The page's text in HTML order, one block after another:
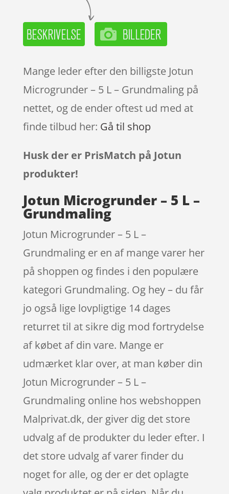
Mange leder efter den billigste Jotun
Microgrunder – 5 L – Grundmaling på
nettet, og de ender oftest ud med at
finde tilbud her: Gå til shop
Husk der er PrisMatch på Jotun
produkter!
Jotun Microgrunder – 5 L –
Grundmaling
Jotun Microgrunder – 5 L –
Grundmaling er en af mange varer her
på shoppen og findes i den populære
kategori Grundmaling. Og hey – du får
jo også lige lovpligtige 14 dages
returret til at sikre dig mod fortrydelse
af købet af din vare. Mange er
udmærket klar over, at man køber din
Jotun Microgrunder – 5 L –
Grundmaling online hos webshoppen
Malprivat.dk, der giver dig det store
udvalg af de produkter du leder efter. I
det store udvalg af varer finder du
noget for alle, og der er det oplagte